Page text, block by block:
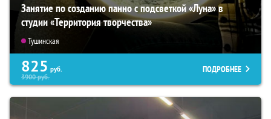
Занятие по созданию панно с подсветкой «Луна» в
студии «Территория творчества»
Тушинская
825 руб.
3900руб.
ПОДРОБНЕЕ